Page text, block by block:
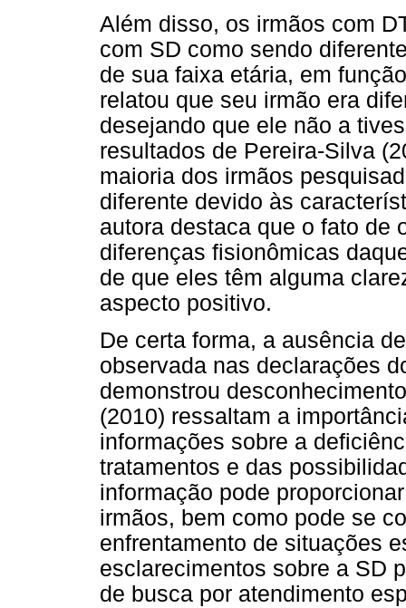
Além disso, os irmãos com
com SD como sendo
de sua faixa etária, em
relatou que seu irmão era
desejando que ele não a
resultados de Pereira-Silva
maioria dos irmãos
diferente devido às
autora destaca que o fato de
diferenças fisionômicas
de que eles têm alguma
aspecto positivo.
De certa forma, a ausência
observada nas declarações
demonstrou
(2010) ressaltam a
informações sobre a
tratamentos e das
informação pode
irmãos, bem como pode se
enfrentamento de situações
esclarecimentos sobre a SD
de busca por atendimento